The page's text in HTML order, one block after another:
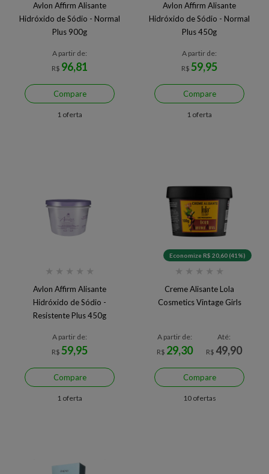
Avlon Affirm Alisante
Hidróxido de Sódio - Normal
Plus 900g
A partir de:
R$ 96,81
Compare
1 oferta
Avlon Affirm Alisante
Hidróxido de Sódio - Normal
Plus 450g
A partir de:
R$ 59,95
Compare
1 oferta
★ ★ ★ ★ ★
Avlon Affirm Alisante
Hidróxido de Sódio -
Resistente Plus 450g
A partir de:
R$ 59,95
Compare
1 oferta
Economize R$ 20,60 (41%)
★ ★ ★ ★ ★
Creme Alisante Lola
Cosmetics Vintage Girls
A partir de:
R$ 29,30
Até:
R$ 49,90
Compare
10 ofertas